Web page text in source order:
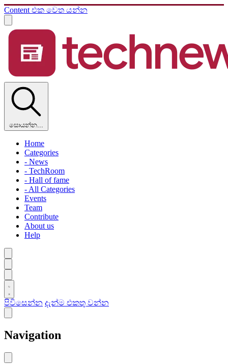
Content එක වෙත යන්න
සොයන්න...
Home
Categories
- News
- TechRoom
- Hall of fame
- All Categories
Events
Team
Contribute
About us
Help
පිවිසෙන්න දැන්ම එකතු වන්න
Navigation